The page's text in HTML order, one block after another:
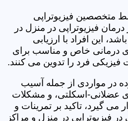
متخصصین فیزیوتراپی
فیزیوتراپی در منزل در
این افراد با ارزیابی
درمانی خاص و مناسب برای
فیزیکی فرد را تدوین می کنند.
در مواردی از جمله آسیب
عضلانی-اسکلتی، و مشکلات
گیرد، تاکید بر تمرینات و
فیزیوتراپی در منزل و مراکز